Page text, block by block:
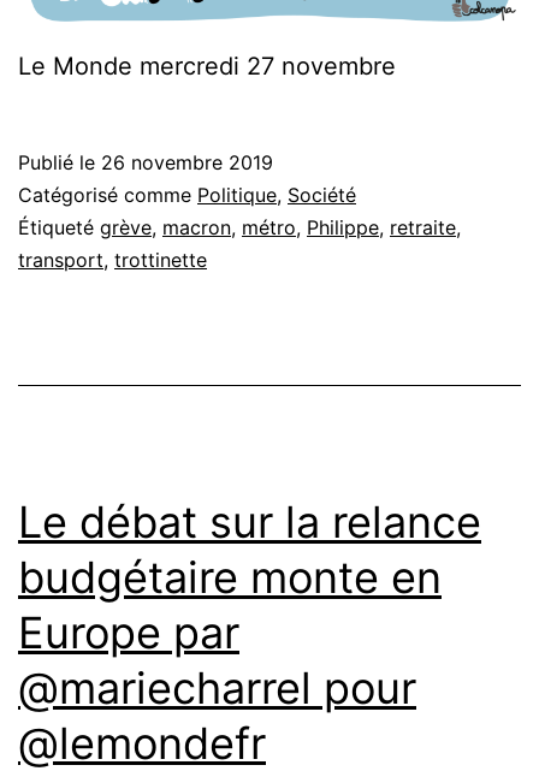
Le Monde mercredi 27 novembre
Publié le 26 novembre 2019
Catégorisé comme Politique, Société
Étiqueté grève, macron, métro, Philippe, retraite,
transport, trottinette
Le débat sur la relance
budgétaire monte en
Europe par
@mariecharrel pour
@lemondefr